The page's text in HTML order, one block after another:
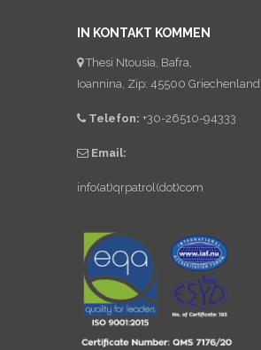
IN KONTAKT KOMMEN
Thesi Ntousia, Bafra,
Ioannina, Zip: 45500 Griechenland
Telefon: +30-26510-94333
Email:
info(at)qrpatrol(dot)com